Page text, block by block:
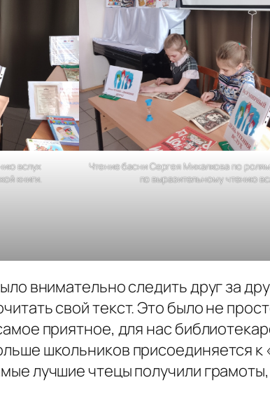
вслух
книги.
Чтение басни Сергея Михалкова по
по выразительному чтению
внимательно следить друг за
свой текст. Это было не
приятное, для нас
школьников присоединяется
лучшие чтецы получили